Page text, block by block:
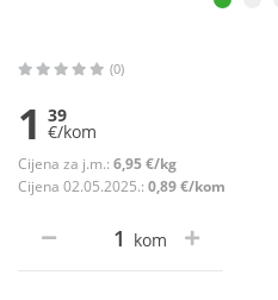
(0)
1 39
€/kom
Cijena za j.m.: 6,95 €/kg
Cijena 02.05.2025.: 0,89 €/kom
kom